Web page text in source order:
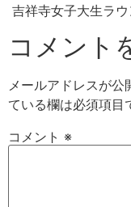
吉祥寺女子大生ラ
コメント
メールアドレスが公
ている欄は必須項目
コメント ※